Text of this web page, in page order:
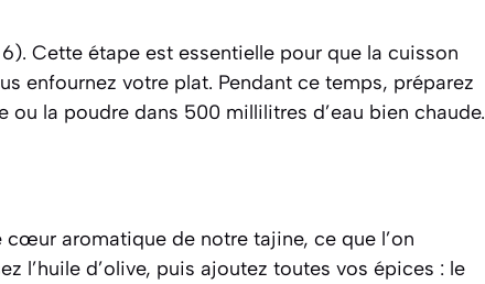
Cette étape est essentielle pour que la cuisson
enfournez votre plat. Pendant ce temps, préparez
la poudre dans 500 millilitres d’eau bien chaude.
aromatique de notre tajine, ce que l’on
l’huile d’olive, puis ajoutez toutes vos épices : le